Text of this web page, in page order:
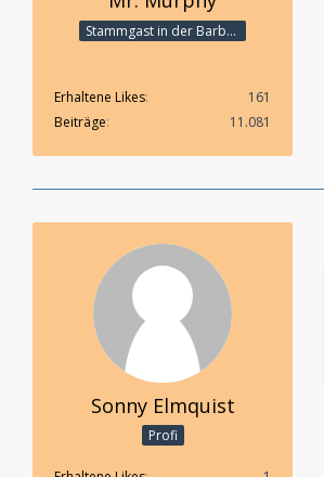
Stammgast in der Barbarabar
Erhaltene Likes
161
Beiträge
11.081
Sonny Elmquist
Profi